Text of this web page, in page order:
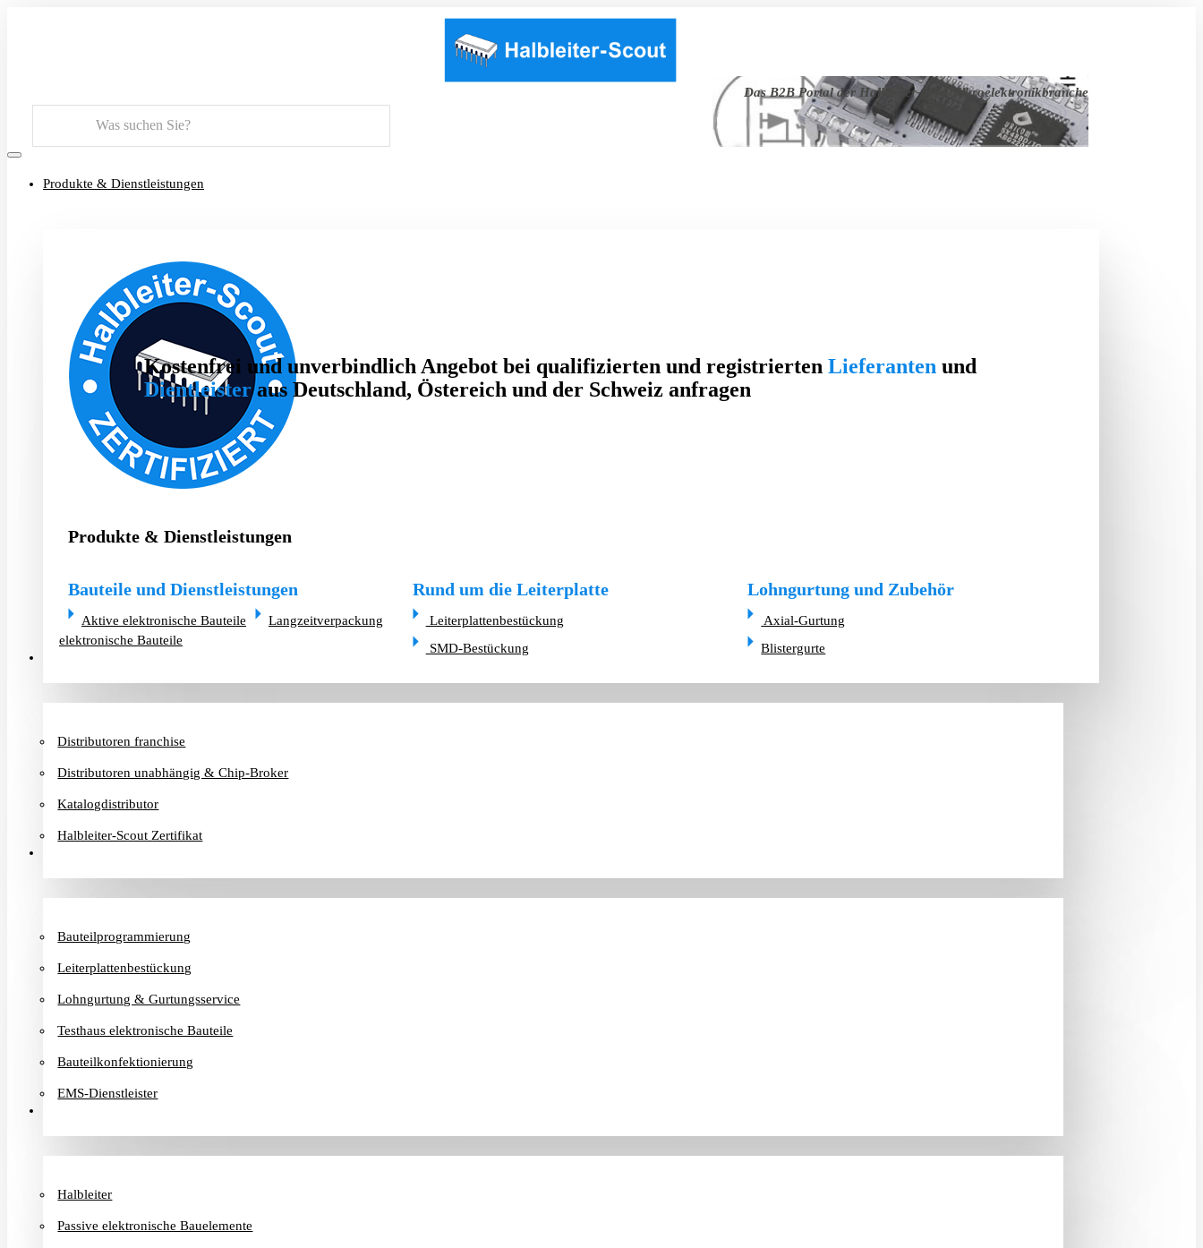
Das B2B Portal der Halbleiter- und Mikroelektronikbranche
Produkte & Dienstleistungen
Kostenfrei und unverbindlich Angebot bei qualifizierten und registrierten Lieferanten und
Dientleisteraus Deutschland, Östereich und der Schweiz anfragen
Produkte & Dienstleistungen
Bauteile und Dienstleistungen
Aktive elektronische Bauteile
Langzeitverpackung
elektronische Bauteile
Rund um die Leiterplatte
Leiterplattenbestückung
SMD-Bestückung
Lohngurtung und Zubehör
Axial-Gurtung
Blistergurte
Distributoren franchise
Distributoren unabhängig & Chip-Broker
Katalogdistributor
Halbleiter-Scout Zertifikat
Bauteilprogrammierung
Leiterplattenbestückung
Lohngurtung & Gurtungsservice
Testhaus elektronische Bauteile
Bauteilkonfektionierung
EMS-Dienstleister
Halbleiter
Passive elektronische Bauelemente